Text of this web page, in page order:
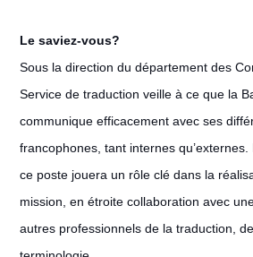
Le saviez-vous?
Sous la direction du département des
Service de traduction veille à ce que la
communique efficacement avec ses
francophones, tant internes
ce poste jouera un rôle clé dans la
mission, en étroite collaboration avec
autres professionnels de la traduction,